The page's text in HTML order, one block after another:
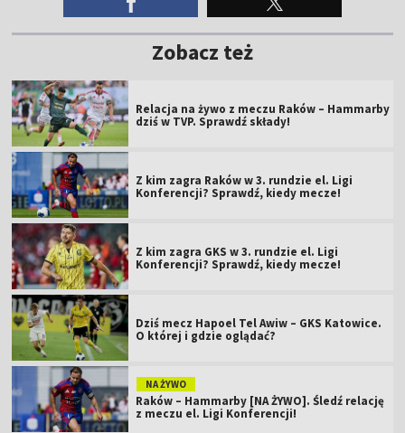
Zobacz też
Relacja na żywo z meczu Raków – Hammarby
dziś w TVP. Sprawdź składy!
Z kim zagra Raków w 3. rundzie el. Ligi
Konferencji? Sprawdź, kiedy mecze!
Z kim zagra GKS w 3. rundzie el. Ligi
Konferencji? Sprawdź, kiedy mecze!
Dziś mecz Hapoel Tel Awiw – GKS Katowice.
O której i gdzie oglądać?
NA ŻYWO
Raków – Hammarby [NA ŻYWO]. Śledź relację
z meczu el. Ligi Konferencji!